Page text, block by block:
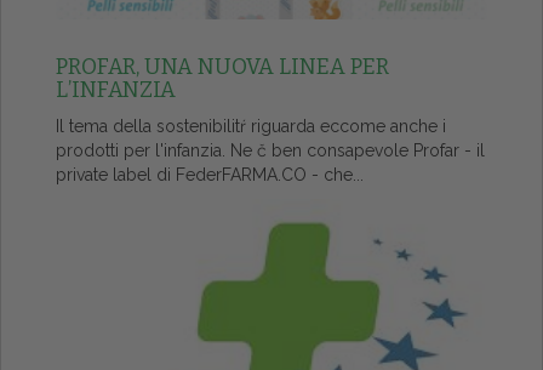
PROFAR, UNA NUOVA LINEA PER
L’INFANZIA
Il tema della sostenibilitŕ riguarda eccome anche i
prodotti per l'infanzia. Ne č ben consapevole Profar - il
private label di FederFARMA.CO - che...